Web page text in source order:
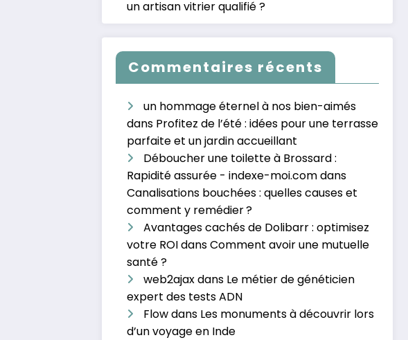
un artisan vitrier qualifié ?
Commentaires récents
un hommage éternel à nos bien-aimés
dans Profitez de l’été : idées pour une terrasse
parfaite et un jardin accueillant
Déboucher une toilette à Brossard :
Rapidité assurée - indexe-moi.comdans
Canalisations bouchées : quelles causes et
comment y remédier ?
Avantages cachés de Dolibarr : optimisez
votre ROIdansComment avoir une mutuelle
santé ?
web2ajaxdans Le métier de généticien
expert des tests ADN
Flowdans Les monuments à découvrir lors
d’un voyage en Inde